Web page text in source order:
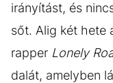
irányítást, és
sőt. Alig két hete
rapper Lonely
dalát, amelyben